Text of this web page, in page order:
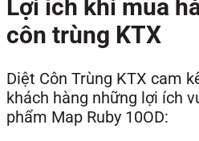
Lợi ích khi mua
côn trùng KTX
Diệt Côn Trùng KTX cam
khách hàng những lợi ích
phẩm Map Ruby 10OD: